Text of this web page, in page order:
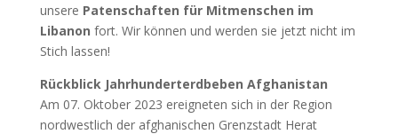
unsere Patenschaften für Mitmenschen im
Libanon fort. Wir können und werden sie jetzt nicht im
Stich lassen!
Rückblick Jahrhunderterdbeben Afghanistan
Am 07. Oktober 2023 ereigneten sich in der Region
nordwestlich der afghanischen Grenzstadt Herat